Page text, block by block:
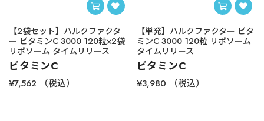
【2袋セット】ハルクファクタ
ー ビタミンC 3000 120粒×2袋
リポソーム タイムリリース
ビタミンC
¥7,562 （税込）
【単発】ハルクファクター ビタ
ミンC 3000 120粒 リポソーム
タイムリリース
ビタミンC
¥3,980 （税込）